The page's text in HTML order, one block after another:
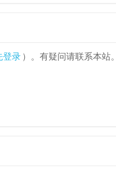
登录 ）。有疑问请联系本站。